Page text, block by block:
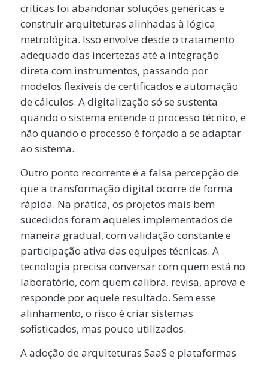
críticas foi abandonar soluções genéricas e
construir arquiteturas alinhadas à lógica
metrológica. Isso envolve desde o tratamento
adequado das incertezas até a integração
direta com instrumentos, passando por
modelos flexíveis de certificados e automação
de cálculos. A digitalização só se sustenta
quando o sistema entende o processo técnico, e
não quando o processo é forçado a se adaptar
ao sistema.
Outro ponto recorrente é a falsa percepção de
que a transformação digital ocorre de forma
rápida. Na prática, os projetos mais bem
sucedidos foram aqueles implementados de
maneira gradual, com validação constante e
participação ativa das equipes técnicas. A
tecnologia precisa conversar com quem está no
laboratório, com quem calibra, revisa, aprova e
responde por aquele resultado. Sem esse
alinhamento, o risco é criar sistemas
sofisticados, mas pouco utilizados.
A adoção de arquiteturas SaaS e plataformas